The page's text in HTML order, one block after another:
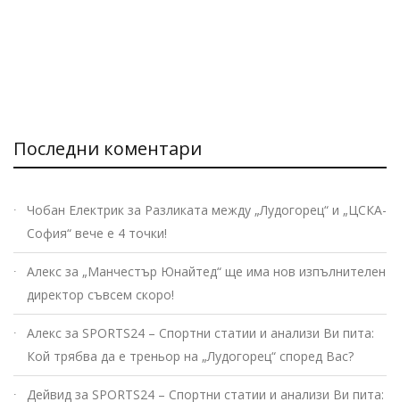
Последни коментари
Чобан Електрик за Разликата между „Лудогорец“ и „ЦСКА-
София“ вече е 4 точки!
Алекс за „Манчестър Юнайтед“ ще има нов изпълнителен
директор съвсем скоро!
Алекс за SPORTS24 – Спортни статии и анализи Ви пита:
Кой трябва да е треньор на „Лудогорец“ според Вас?
Дейвид за SPORTS24 – Спортни статии и анализи Ви пита: